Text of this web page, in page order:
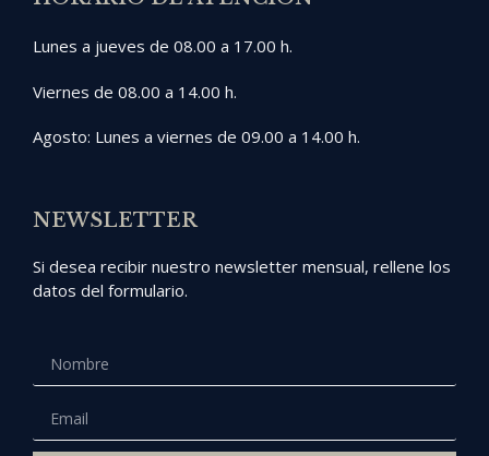
Lunes a jueves de 08.00 a 17.00 h.
Viernes de 08.00 a 14.00 h.
Agosto: Lunes a viernes de 09.00 a 14.00 h.
NEWSLETTER
Si desea recibir nuestro newsletter mensual, rellene los
datos del formulario.